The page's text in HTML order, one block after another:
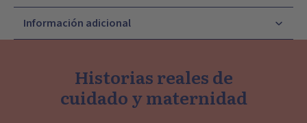
Información adicional
Historias reales de
cuidado y maternidad